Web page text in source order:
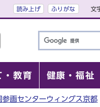
読み上げ ふりがな 文
・教育 健康・福祉
参画センターウィングス京都